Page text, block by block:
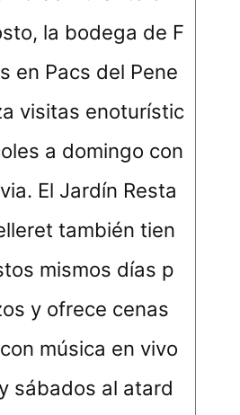
la bodega de F
en Pacs del Pene
visitas enoturístic
a domingo con
El Jardín Resta
también tien
mismos días p
y ofrece cenas
música en vivo
sábados al atard